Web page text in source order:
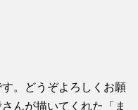
す。どうぞよろしくお願
んが描いてくれた「ま